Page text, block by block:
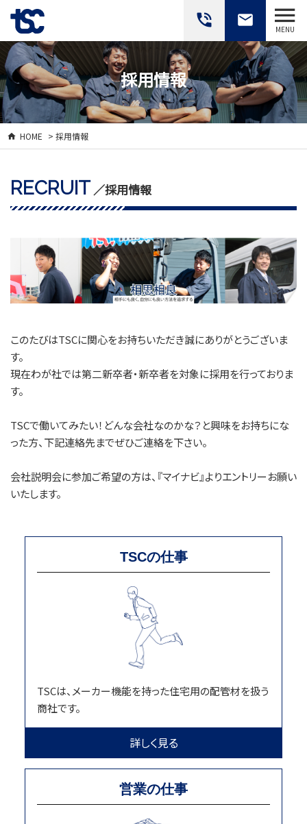
MENU
phone_in_talk email
採用情報
HOME > 採用情報
RECRUIT ／採用情報
このたびはTSCに関心をお持ちいただき誠にありがとうございま
す。
現在わが社では第二新卒者・新卒者を対象に採用を行っておりま
す。
TSCで働いてみたい！どんな会社なのかな？と興味をお持ちにな
った方、下記連絡先までぜひご連絡を下さい。
会社説明会に参加ご希望の方は、『マイナビ』よりエントリーお願い
いたします。
TSCの仕事
TSCは、メーカー機能を持った住宅用の配管材を扱う
商社です。
詳しく見る
営業の仕事